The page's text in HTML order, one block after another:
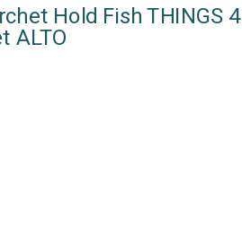
Hold Fish THINGS 4
ALTO